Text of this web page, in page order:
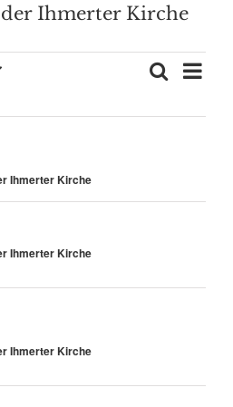
Kontakt
Ihmerter Kirche
und
Suche
Ihmerter Kirche
Ihmerter Kirche
Ihmerter Kirche